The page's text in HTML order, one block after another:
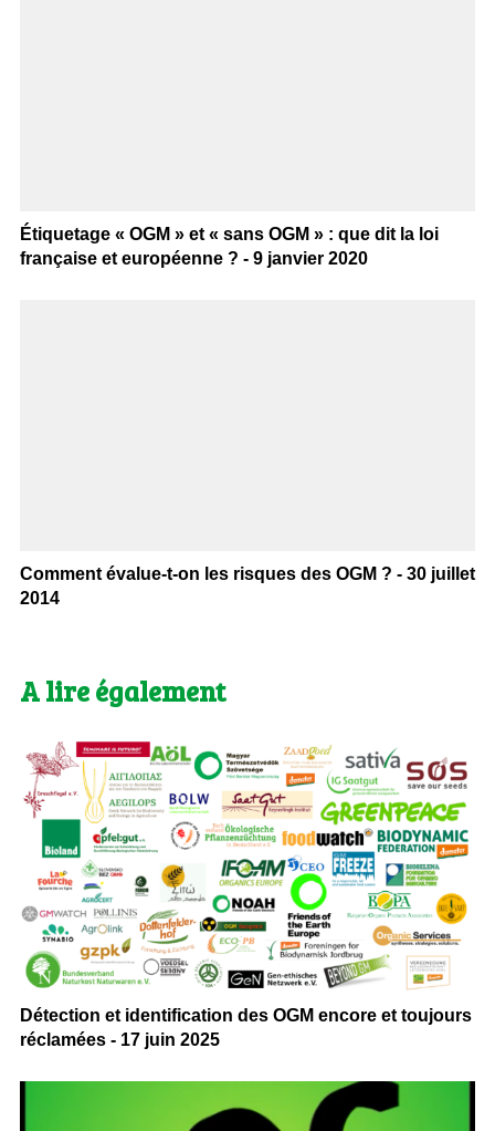
Étiquetage « OGM » et « sans OGM » : que dit la loi
française et européenne ? - 9 janvier 2020
Comment évalue-t-on les risques des OGM ? - 30 juillet
2014
A lire également
Détection et identification des OGM encore et toujours
réclamées - 17 juin 2025